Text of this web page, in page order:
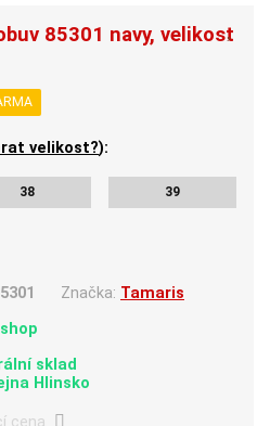
85301 navy, velikost
velikost?):
38 39
Značka: Tamaris
sklad
Hlinsko
cena